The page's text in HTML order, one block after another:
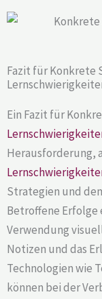
Fazit für Konkrete
Ein Fazit für
Herausforderung,
Strategien und
Betroffene Erfolge
Verwendung
Notizen und das
Technologien wie
können bei der